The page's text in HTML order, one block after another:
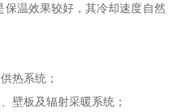
温效果较好，其冷却速度自然
热系统；
壁板及辐射采暖系统；